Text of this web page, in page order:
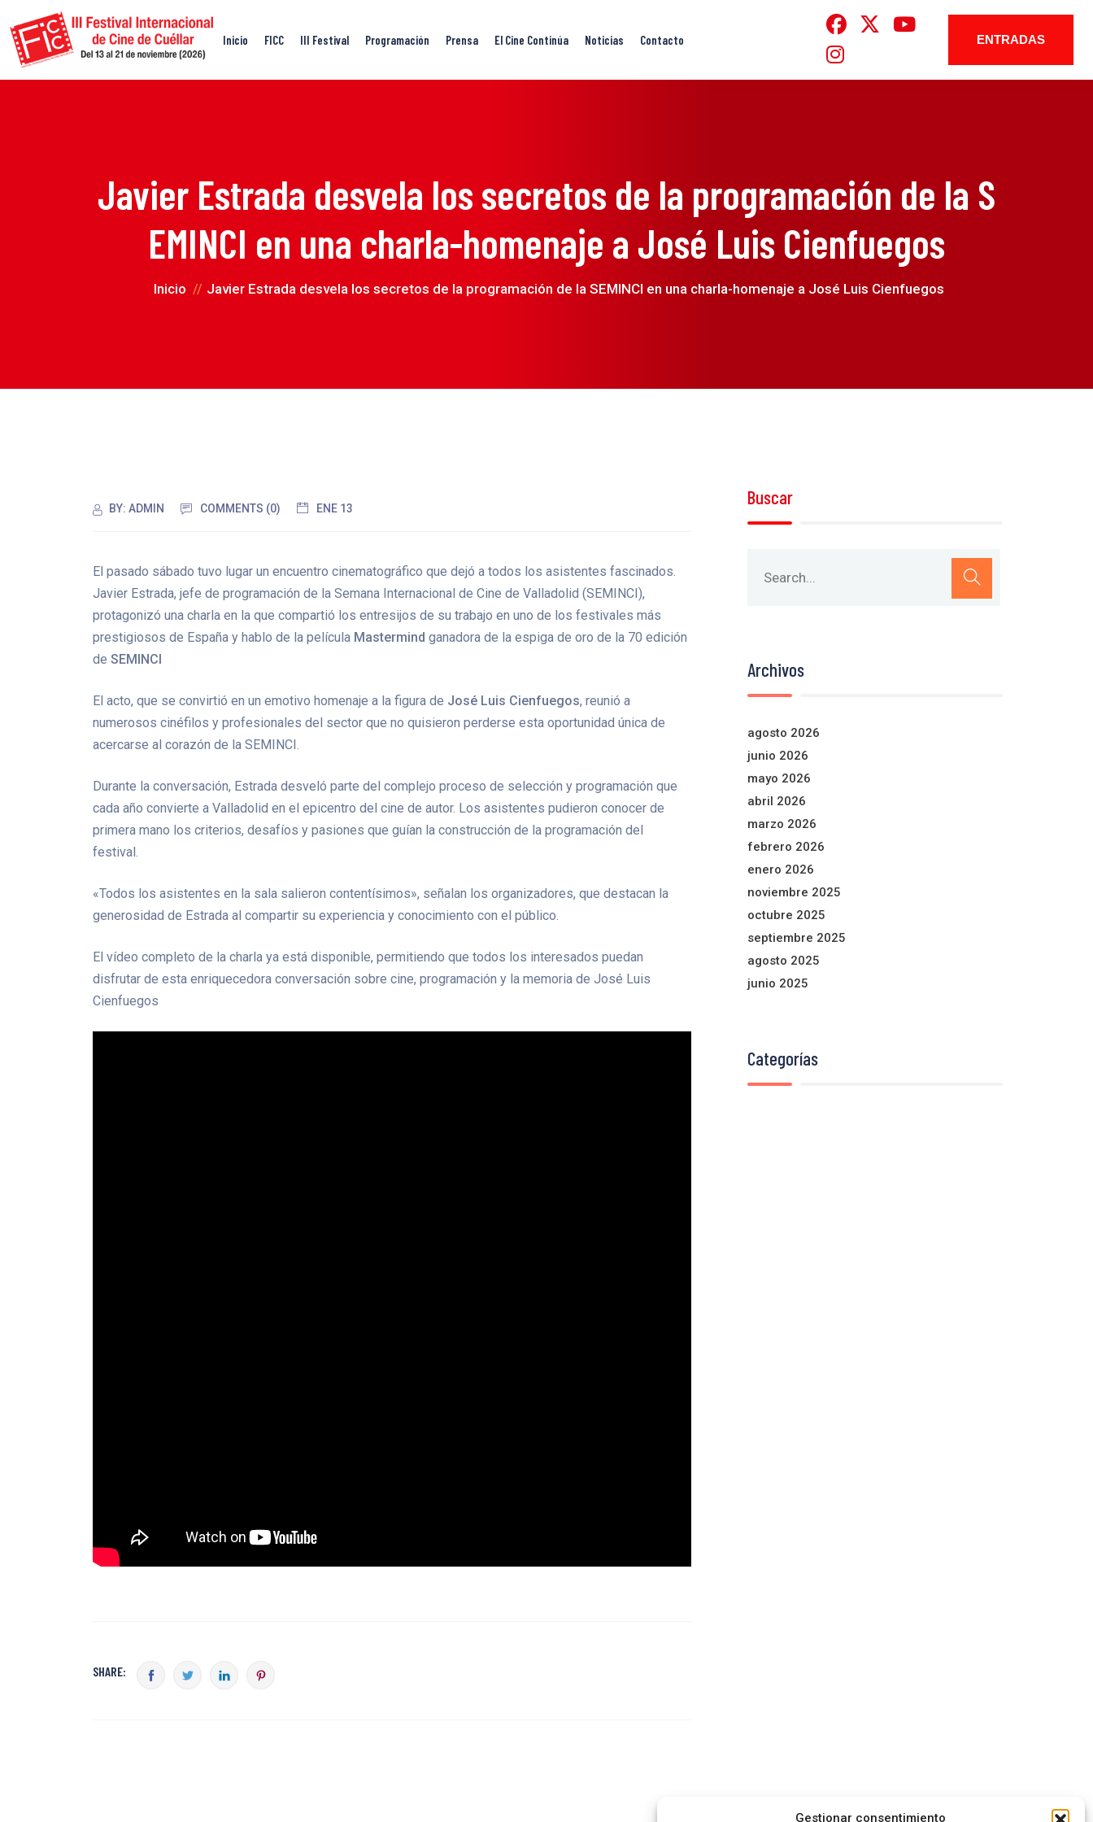
Gestionar consentimiento
Inicio FICC III Festival Programación Prensa El Cine Continúa Noticias Contacto ENTRADAS
Javier Estrada desvela los secretos de la programación de la S
EMINCI en una charla-homenaje a José Luis Cienfuegos
Inicio Javier Estrada desvela los secretos de la programación de la SEMINCI en una charla-homenaje a José Luis Cienfuegos
BY: ADMIN COMMENTS (0) ENE 13
El pasado sábado tuvo lugar un encuentro cinematográfico que dejó a todos los asistentes fascinados.
Javier Estrada, jefe de programación de la Semana Internacional de Cine de Valladolid (SEMINCI),
protagonizó una charla en la que compartió los entresijos de su trabajo en uno de los festivales más
prestigiosos de España y hablo de la película Mastermind ganadora de la espiga de oro de la 70 edición
de SEMINCI
El acto, que se convirtió en un emotivo homenaje a la figura de José Luis Cienfuegos, reunió a
numerosos cinéfilos y profesionales del sector que no quisieron perderse esta oportunidad única de
acercarse al corazón de la SEMINCI.
Durante la conversación, Estrada desveló parte del complejo proceso de selección y programación que
cada año convierte a Valladolid en el epicentro del cine de autor. Los asistentes pudieron conocer de
primera mano los criterios, desafíos y pasiones que guían la construcción de la programación del
festival.
«Todos los asistentes en la sala salieron contentísimos», señalan los organizadores, que destacan la
generosidad de Estrada al compartir su experiencia y conocimiento con el público.
El vídeo completo de la charla ya está disponible, permitiendo que todos los interesados puedan
disfrutar de esta enriquecedora conversación sobre cine, programación y la memoria de José Luis
Cienfuegos
SHARE:
Buscar
Archivos
agosto 2026
junio 2026
mayo 2026
abril 2026
marzo 2026
febrero 2026
enero 2026
noviembre 2025
octubre 2025
septiembre 2025
agosto 2025
junio 2025
Categorías